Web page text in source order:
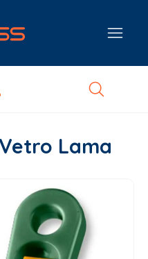
Lama